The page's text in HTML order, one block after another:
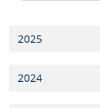
2025
2024